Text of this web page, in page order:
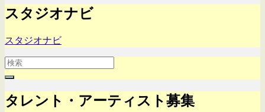
スタジオナビ
スタジオナビ
Search
for:
タレント・アーティスト募集